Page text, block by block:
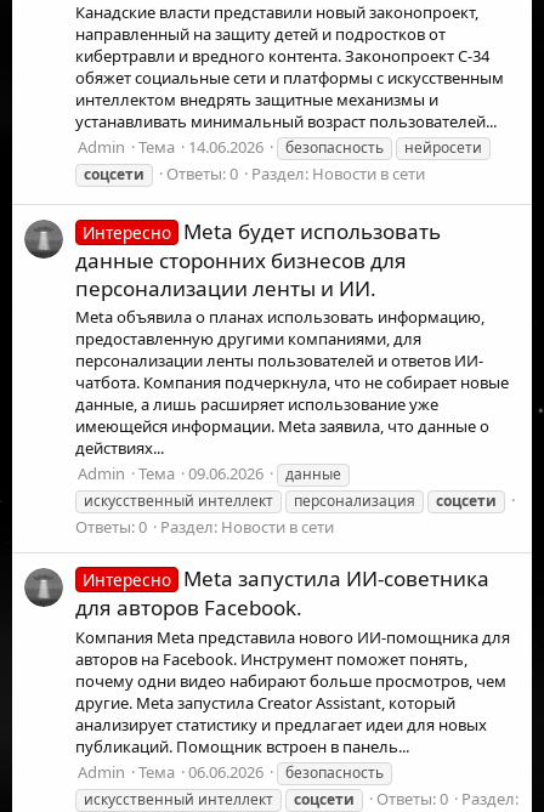
Канадские власти представили новый законопроект,
направленный на защиту детей и подростков от
кибертравли и вредного контента. Законопроект C-34
обяжет социальные сети и платформы с искусственным
интеллектом внедрять защитные механизмы и
устанавливать минимальный возраст пользователей...
Admin
Тема 14.06.2026 безопасность
нейросети
соцсети
Ответы: 0 Раздел: Новости в сети
Интересно Meta будет использовать
данные сторонних бизнесов для
персонализации ленты и ИИ.
Meta объявила о планах использовать информацию,
предоставленную другими компаниями, для
персонализации ленты пользователей и ответов ИИ-
чатбота. Компания подчеркнула, что не собирает новые
данные, а лишь расширяет использование уже
имеющейся информации. Meta заявила, что данные о
действиях...
Admin
Тема 09.06.2026
данные
искусственный интеллект
персонализация соцсети
Ответы: 0 Раздел: Новости в сети
Интересно Meta запустила ИИ-советника
для авторов Facebook.
Компания Meta представила нового ИИ-помощника для
авторов на Facebook. Инструмент поможет понять,
почему одни видео набирают больше просмотров, чем
другие. Meta запустила Creator Assistant, который
анализирует статистику и предлагает идеи для новых
публикаций. Помощник встроен в панель...
Admin
Тема 06.06.2026
безопасность
искусственный интеллект
соцсети Ответы: 0
Раздел: